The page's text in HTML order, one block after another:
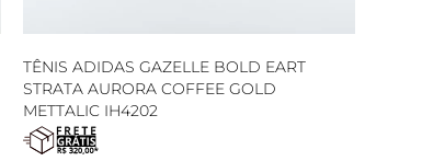
TÊNIS ADIDAS GAZELLE BOLD EART
STRATA AURORA COFFEE GOLD
METTALIC IH4202